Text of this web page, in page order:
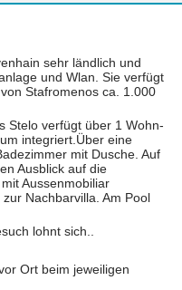
sehr ländlich und
und Wlan. Sie verfügt
Stafromenos ca. 1.000
Stelo verfügt über 1 Wohn-
integriert.Über eine
mit Dusche. Auf
Ausblick auf die
Aussenmobiliar
Nachbarvilla. Am Pool
lohnt sich..
Ort beim jeweiligen